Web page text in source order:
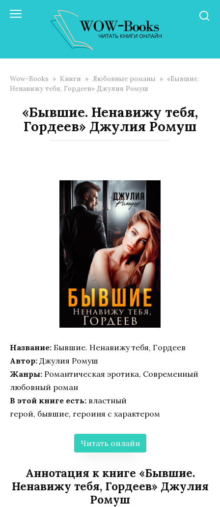
Wow-Books » Книги » Любовные романы » «Бывшие.
Ненавижу тебя, Гордеев» Джулия Ромуш
«Бывшие. Ненавижу тебя,
Гордеев» Джулия Ромуш
Название: Бывшие. Ненавижу тебя, Гордеев
Автор: Джулия Ромуш
Жанры: Романтическая эротика, Современный
любовный роман
В этой книге есть: властный
герой, бывшие, героиня с характером
Читать онлайн
Аннотация к книге «Бывшие.
Ненавижу тебя, Гордеев» Джулия
Ромуш